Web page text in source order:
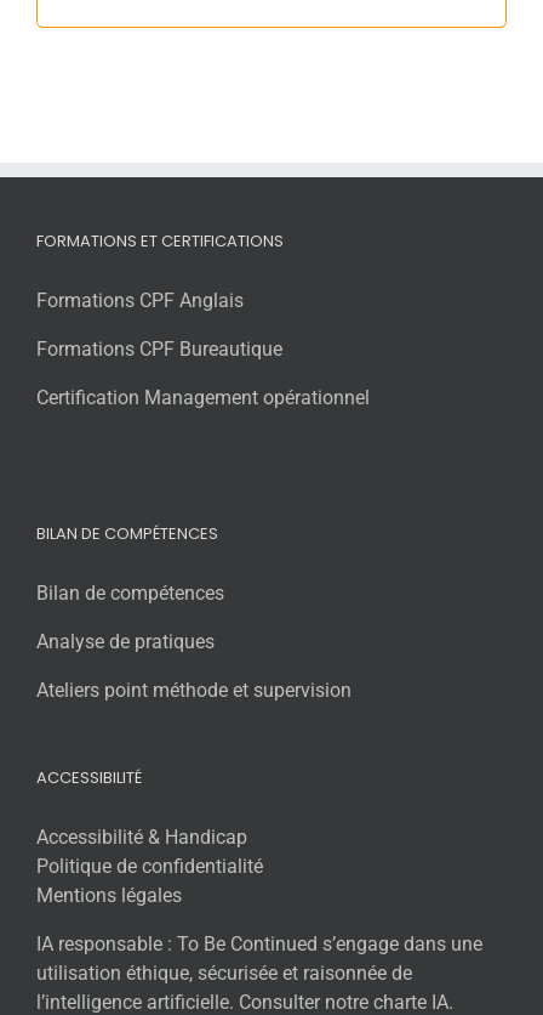
FORMATIONS ET CERTIFICATIONS
Formations CPF Anglais
Formations CPF Bureautique
Certification Management opérationnel
BILAN DE COMPÉTENCES
Bilan de compétences
Analyse de pratiques
Ateliers point méthode et supervision
ACCESSIBILITÉ
Accessibilité & Handicap
Politique de confidentialité
Mentions légales
IA responsable : To Be Continued s’engage dans une
utilisation éthique, sécurisée et raisonnée de
l’intelligence artificielle. Consulter notre charte IA.